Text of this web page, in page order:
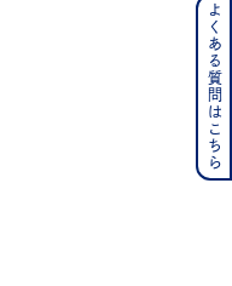
よくある質問はこちら